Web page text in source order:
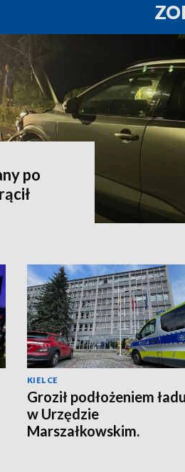
po
KIELCE
Groził podłożeniem
w Urzędzie
Marszałkowskim.